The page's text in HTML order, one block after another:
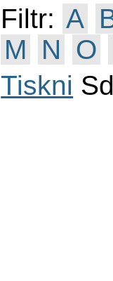
Filtr: A
M
N O
Tiskni